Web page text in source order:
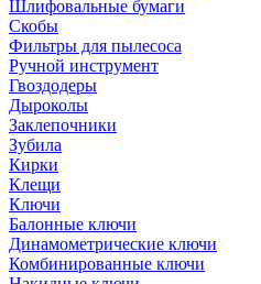
Шлифовальные бумаги
Скобы
Фильтры для пылесоса
Ручной инструмент
Гвоздодеры
Дыроколы
Заклепочники
Зубила
Кирки
Клещи
Ключи
Балонные ключи
Динамометрические ключи
Комбинированные ключи